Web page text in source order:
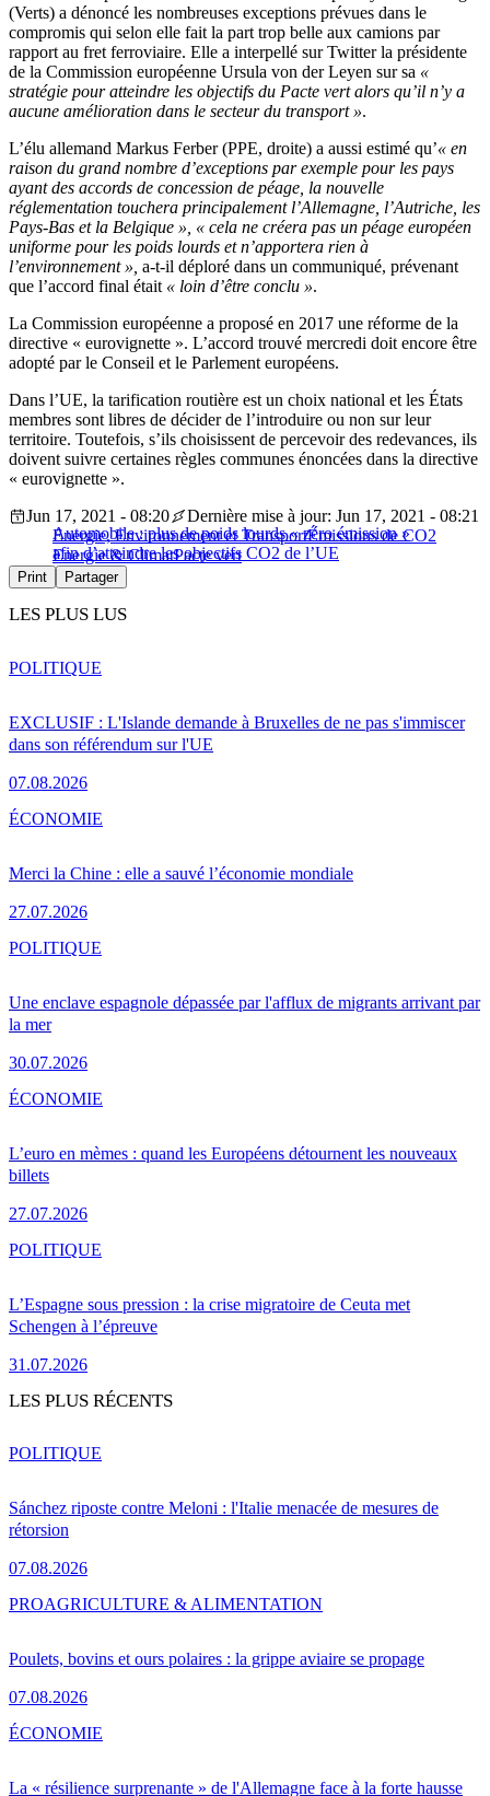
(Verts) a dénoncé les nombreuses exceptions prévues dans le
compromis qui selon elle fait la part trop belle aux camions par
rapport au fret ferroviaire. Elle a interpellé sur Twitter la présidente
de la Commission européenne Ursula von der Leyen sur sa «
stratégie pour atteindre les objectifs du Pacte vert alors qu’il n’y a
aucune amélioration dans le secteur du transport ».
L’élu allemand Markus Ferber (PPE, droite) a aussi estimé qu’« en
raison du grand nombre d’exceptions par exemple pour les pays
ayant des accords de concession de péage, la nouvelle
réglementation touchera principalement l’Allemagne, l’Autriche, les
Pays-Bas et la Belgique », « cela ne créera pas un péage européen
uniforme pour les poids lourds et n’apportera rien à
l’environnement », a-t-il déploré dans un communiqué, prévenant
que l’accord final était « loin d’être conclu ».
La Commission européenne a proposé en 2017 une réforme de la
directive « eurovignette ». L’accord trouvé mercredi doit encore être
adopté par le Conseil et le Parlement européens.
Dans l’UE, la tarification routière est un choix national et les États
membres sont libres de décider de l’introduire ou non sur leur
territoire. Toutefois, s’ils choisissent de percevoir des redevances, ils
doivent suivre certaines règles communes énoncées dans la directive
« eurovignette ».
Automobile : plus de poids lourds « zéro émission »
afin d’atteindre les objectifs CO2 de l’UE
Jun 17, 2021 - 08:20
Dernière mise à jour: Jun 17, 2021 - 08:21
Energie, Environnement et TransportÉmissions de CO2
Energie & ClimatPacte vert
Print Partager
LES PLUS LUS
EXCLUSIF : L'Islande demande à Bruxelles de ne pas s'immiscer
dans son référendum sur l'UE
07.08.2026
POLITIQUE
Merci la Chine : elle a sauvé l’économie mondiale
27.07.2026
ÉCONOMIE
Une enclave espagnole dépassée par l'afflux de migrants arrivant par
la mer
30.07.2026
POLITIQUE
L’euro en mèmes : quand les Européens détournent les nouveaux
billets
27.07.2026
ÉCONOMIE
L’Espagne sous pression : la crise migratoire de Ceuta met
Schengen à l’épreuve
31.07.2026
POLITIQUE
LES PLUS RÉCENTS
Sánchez riposte contre Meloni : l'Italie menacée de mesures de
rétorsion
07.08.2026
POLITIQUE
Poulets, bovins et ours polaires : la grippe aviaire se propage
07.08.2026
PROAGRICULTURE & ALIMENTATION
La « résilience surprenante » de l'Allemagne face à la forte hausse
ÉCONOMIE